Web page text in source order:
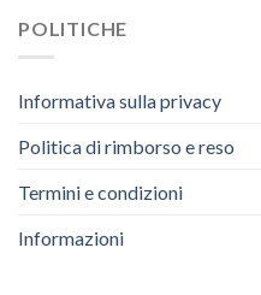
POLITICHE
Informativa sulla privacy
Politica di rimborso e reso
Termini e condizioni
Informazioni